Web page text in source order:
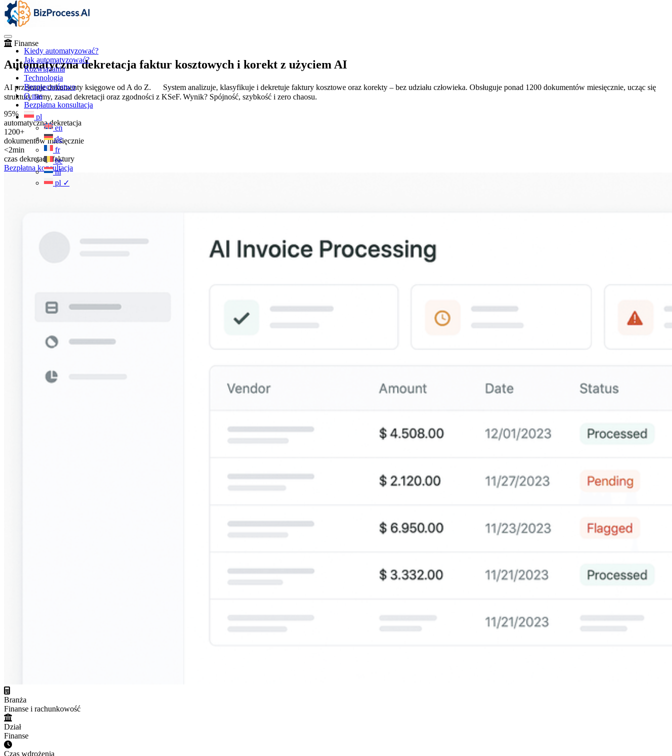
Kiedy automatyzować?
Jak automatyzować?
Rozwiązania
Technologia
Bezpieczeństwo
O nas
Bezpłatna konsultacja
pl
en
de
fr
be
nl
pl ✓
Finanse
Automatyczna dekretacja faktur kosztowych i korekt z użyciem AI
AI przejmuje dokumenty księgowe od A do Z. System analizuje, klasyfikuje i dekretuje faktury kosztowe oraz korekty – bez udziału człowieka. Obsługuje ponad 1200 dokumentów miesięcznie, ucząc się
struktury firmy, zasad dekretacji oraz zgodności z KSeF. Wynik? Spójność, szybkość i zero chaosu.
95%
automatyczna dekretacja
1200+
dokumentów miesięcznie
<2min
czas dekretacji faktury
Bezpłatna konsultacja
Branża
Finanse i rachunkowość
Dział
Finanse
Czas wdrożenia